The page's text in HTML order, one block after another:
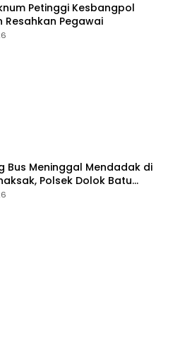
Petinggi Kesbangpol
Resahkan Pegawai
Bus Meninggal Mendadak di
Polsek Dolok Batu
Cepat Olah TKP